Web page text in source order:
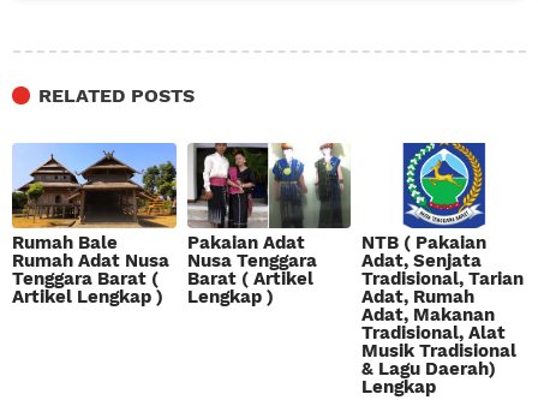
RELATED POSTS
Rumah Bale
Rumah Adat Nusa
Tenggara Barat (
Artikel Lengkap )
Pakaian Adat
Nusa Tenggara
Barat ( Artikel
Lengkap )
NTB ( Pakaian
Adat, Senjata
Tradisional, Tarian
Adat, Rumah
Adat, Makanan
Tradisional, Alat
Musik Tradisional
& Lagu Daerah)
Lengkap